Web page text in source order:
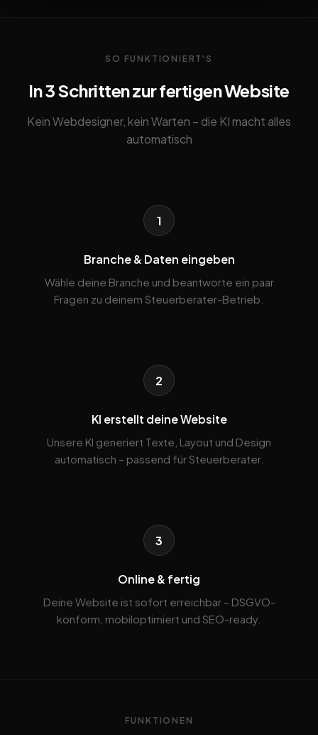
SO FUNKTIONIERT'S
In 3 Schritten zur fertigen Website
Kein Webdesigner, kein Warten – die KI macht alles
automatisch
1
Branche & Daten eingeben
Wähle deine Branche und beantworte ein paar
Fragen zu deinem Steuerberater-Betrieb.
2
KI erstellt deine Website
Unsere KI generiert Texte, Layout und Design
automatisch – passend für Steuerberater.
3
Online & fertig
Deine Website ist sofort erreichbar – DSGVO-
konform, mobiloptimiert und SEO-ready.
FUNKTIONEN